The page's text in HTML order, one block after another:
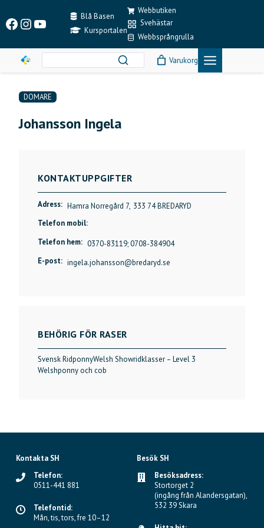
content
Facebook
Instagram
YouTubeBlå Basen
Kursportalen
Webbutiken
Svehästar
Webbsprångrulla
Varukorg
DOMARE
Johansson Ingela
KONTAKTUPPGIFTER
Adress: Hamra Norregård 7, 333 74 BREDARYD
Telefon mobil:
Telefon hem: 0370-83119; 0708-384904
E-post: ingela.johansson@bredaryd.se
BEHÖRIG FÖR RASER
Svensk RidponnyWelsh Showridklasser – Level 3
Welshponny och cob
Kontakta SH
Telefon:
0511-441 881
Telefontid:
Mån, tis, tors, fre 10–12
Besök SH
Besöksadress:
Stortorget 2
(ingång från Alandersgatan),
532 39 Skara